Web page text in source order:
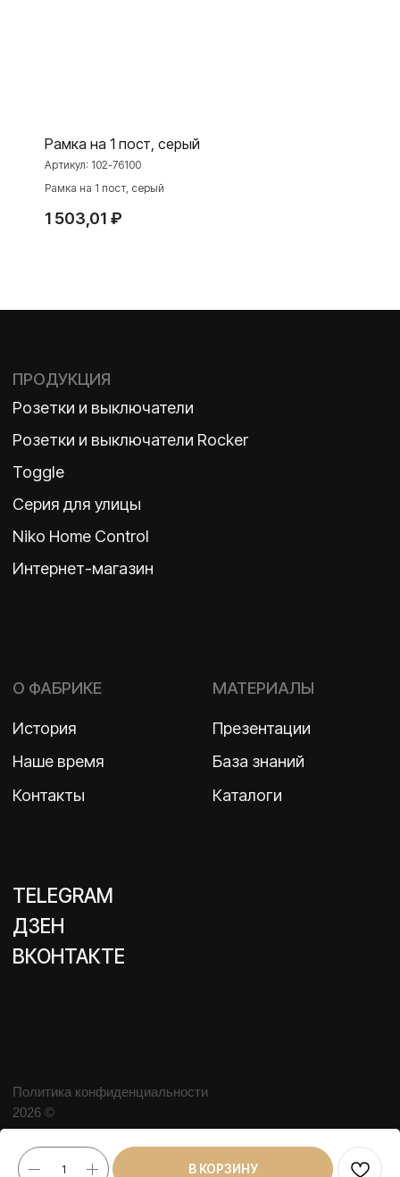
В КОРЗИНУ
Рамка на 1 пост, серый
Артикул: 102-76100
Рамка на 1 пост, серый
1 503,01 ₽
О ФАБРИКЕ
История
МАТЕРИАЛЫ
2026 ©
Наше время
Контакты
База знаний
ООО «Бельгийская электротехника»
ДЗЕН